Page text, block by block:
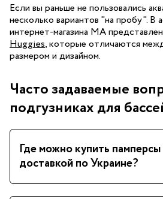
Если вы раньше не пользовались
несколько вариантов "на пробу". В
интернет-магазина МА
Huggies, которые отличаются
размером и дизайном.
Часто задаваемые
подгузниках для
Где можно купить памперсы
доставкой по Украине?